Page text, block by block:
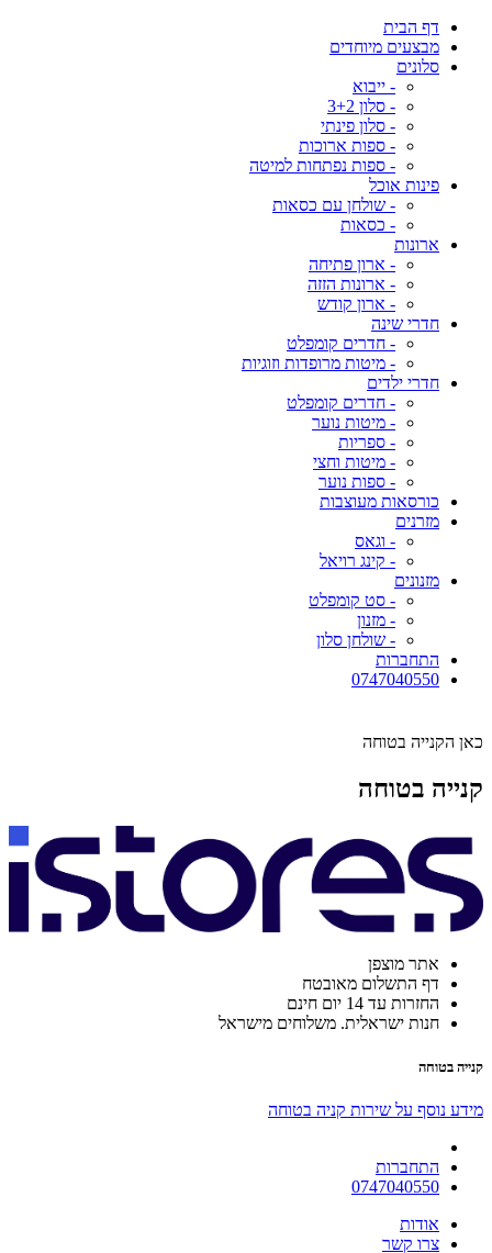
דף הבית
מבצעים מיוחדים
סלונים
- ייבוא
- סלון 3+2
- סלון פינתי
- ספות ארוכות
- ספות נפתחות למיטה
פינות אוכל
- שולחן עם כסאות
- כסאות
ארונות
- ארון פתיחה
- ארונות הזזה
- ארון קודש
חדרי שינה
- חדרים קומפלט
- מיטות מרופדות וזוגיות
חדרי ילדים
- חדרים קומפלט
- מיטות נוער
- ספריות
- מיטות וחצי
- ספות נוער
כורסאות מעוצבות
מזרנים
- וגאס
- קינג רויאל
מזנונים
- סט קומפלט
- מזנון
- שולחן סלון
התחברות
0747040550
כאן הקנייה בטוחה
קנייה בטוחה
אתר מוצפן
דף התשלום מאובטח
החזרות עד 14 יום חינם
חנות ישראלית. משלוחים מישראל
קנייה בטוחה
מידע נוסף על שירות קניה בטוחה
התחברות
0747040550
אודות
צרו קשר